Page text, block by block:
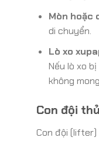
Mòn hoặc
di chuyển.
Lò xo
Nếu lò xo
không
Con đội
Con đội